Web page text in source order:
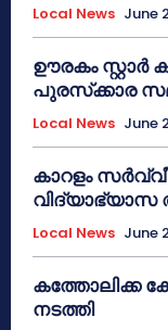
Local News June
ഊരകം
പുരസ്‌ക്കാര
Local News June
കാറളം
Local News June
കത്തോലിക്ക
നടത്തി